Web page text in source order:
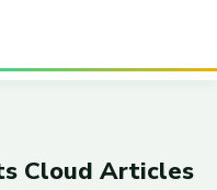
Cloud Articles